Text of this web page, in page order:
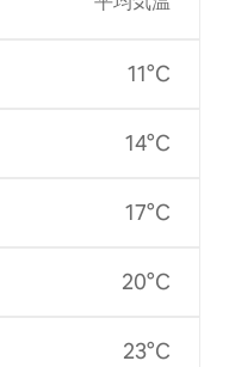
11°C
14°C
17°C
20°C
23°C